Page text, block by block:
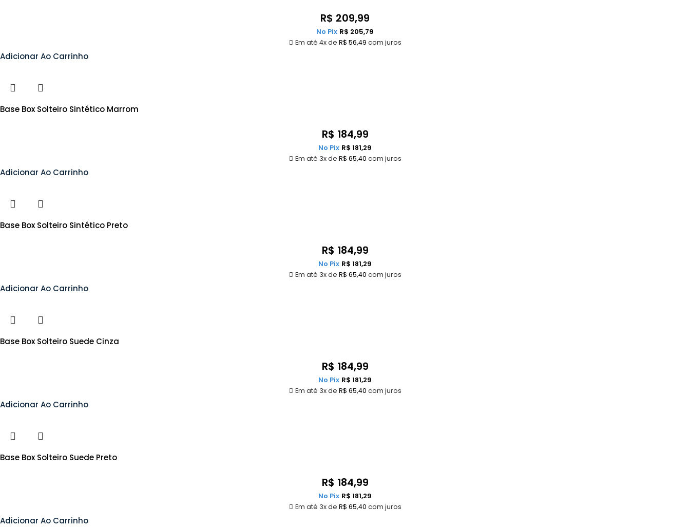
R$ 209,99
Em até 4x de R$ 56,49 com juros
No Pix R$ 205,79
Adicionar Ao Carrinho
Base Box Solteiro Sintético Marrom
R$ 184,99
Em até 3x de R$ 65,40 com juros
No Pix R$ 181,29
Adicionar Ao Carrinho
Base Box Solteiro Sintético Preto
R$ 184,99
Em até 3x de R$ 65,40 com juros
No Pix R$ 181,29
Adicionar Ao Carrinho
Base Box Solteiro Suede Cinza
R$ 184,99
Em até 3x de R$ 65,40 com juros
No Pix R$ 181,29
Adicionar Ao Carrinho
Base Box Solteiro Suede Preto
R$ 184,99
Em até 3x de R$ 65,40 com juros
No Pix R$ 181,29
Adicionar Ao Carrinho